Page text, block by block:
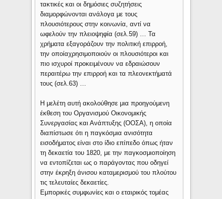
τακτικές και οι δημόσιες συζητήσεις
διαμορφώνονται ανάλογα με τους
πλουσιότερους στην κοινωνία, αντί να
ωφελούν την πλειοψηφία (σελ.59) … Τα
χρήματα εξαγοράζουν την πολιτική επιρροή,
την οποίαχρησιμοποιούν οι πλουσιότεροι και
πιο ισχυροί προκειμένουν να εδραιώσουν
περαιτέρω την επιρροή και τα πλεονεκτήματά
τους (σελ.63) …
Η μελέτη αυτή ακολούθησε μια προηγούμενη
έκθεση του Οργανισμού Οικονομικής
Συνεργασίας και Ανάπτυξης (ΟΟΣΑ), η οποία
διαπίστωσε ότι η παγκόσμια ανισότητα
εισοδήματος είναι στο ίδιο επίπεδο όπως ήταν
τη δεκαετία του 1820, με την παγκοσμιοποίηση
να εντοπίζεται ως ο παράγοντας που οδηγεί
στην έκρηξη άνισου καταμερισμού του πλούτου
τις τελευταίες δεκαετίες.
Εμπορικές συμφωνίες και ο εταιρικός τομέας